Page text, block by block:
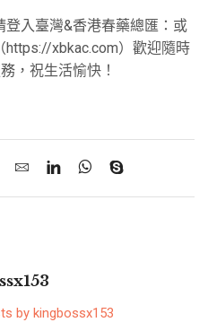
入臺灣&香港春藥總匯：或
xbkac.com）歡迎隨時
，祝生活愉快！
by kingbossx153